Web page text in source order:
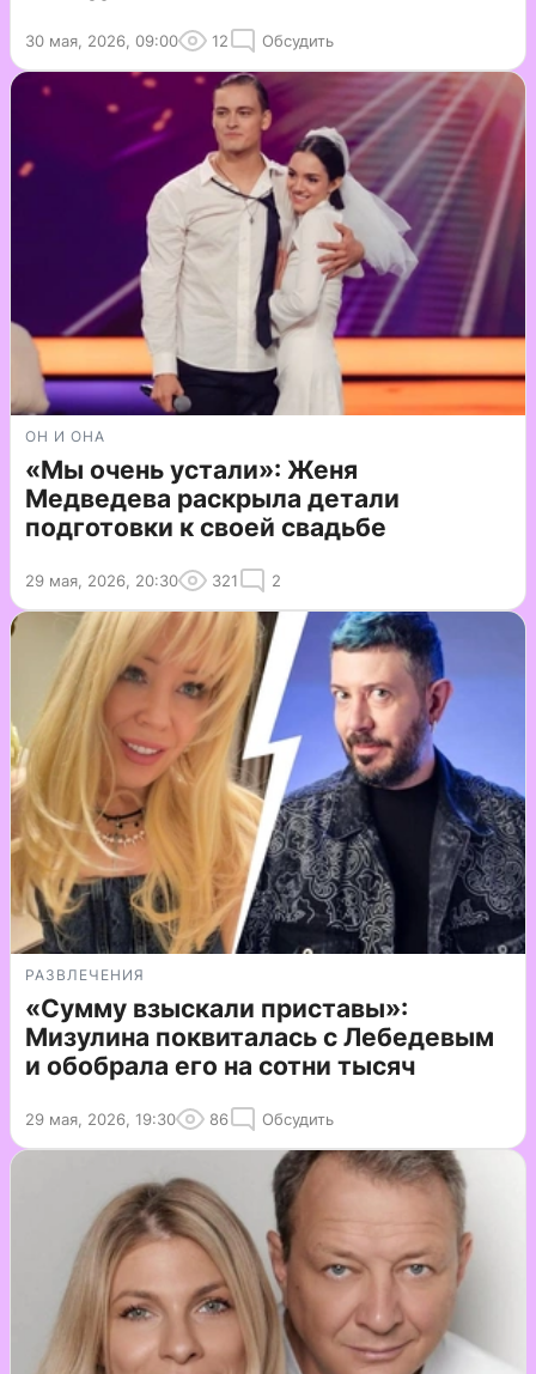
30 мая, 2026, 09:00 12 Обсудить
ОН И ОНА
«Мы очень устали»: Женя
Медведева раскрыла детали
подготовки к своей свадьбе
29 мая, 2026, 20:30 321 2
РАЗВЛЕЧЕНИЯ
«Сумму взыскали приставы»:
Мизулина поквиталась с Лебедевым
и обобрала его на сотни тысяч
29 мая, 2026, 19:30 86 Обсудить